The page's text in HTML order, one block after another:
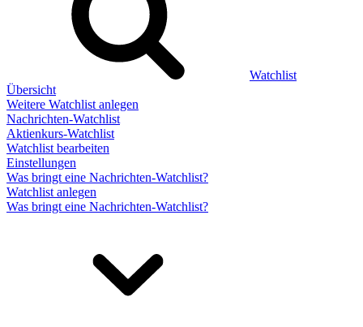
Watchlist
Übersicht
Weitere Watchlist anlegen
Nachrichten-Watchlist
Aktienkurs-Watchlist
Watchlist bearbeiten
Einstellungen
Was bringt eine Nachrichten-Watchlist?
Watchlist anlegen
Was bringt eine Nachrichten-Watchlist?